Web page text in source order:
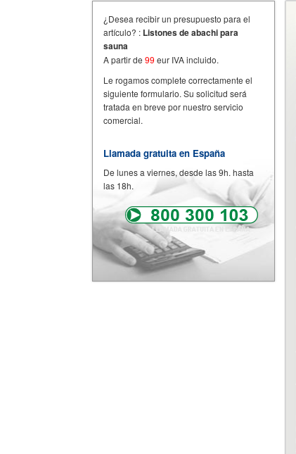
¿Desea recibir un presupuesto para el
artículo? : Listones de abachi para
sauna
A partir de 99 eur IVA incluido.
Le rogamos complete correctamente el
siguiente formulario. Su solicitud será
tratada en breve por nuestro servicio
comercial.
Llamada gratuita en España
De lunes a viernes, desde las 9h. hasta
las 18h.